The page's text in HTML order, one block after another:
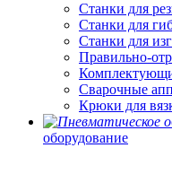
Станки для
Станки для
Станки для
Правильно-
Сварочные
Крюки для
оборудование